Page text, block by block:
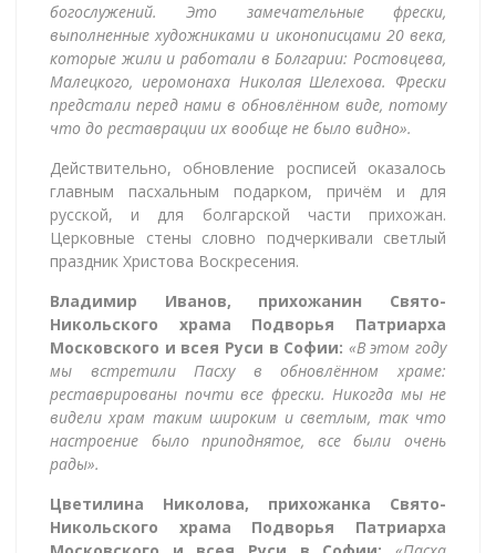
богослужений. Это замечательные фрески,
выполненные художниками и иконописцами 20 века,
которые жили и работали в Болгарии: Ростовцева,
Малецкого, иеромонаха Николая Шелехова. Фрески
предстали перед нами в обновлённом виде, потому
что до реставрации их вообще не было видно».
Действительно, обновление росписей оказалось
главным пасхальным подарком, причём и для
русской, и для болгарской части прихожан.
Церковные стены словно подчеркивали светлый
праздник Христова Воскресения.
Владимир Иванов, прихожанин Свято-
Никольского храма Подворья Патриарха
Московского и всея Руси в Софии: «В этом году
мы встретили Пасху в обновлённом храме:
реставрированы почти все фрески. Никогда мы не
видели храм таким широким и светлым, так что
настроение было приподнятое, все были очень
рады».
Цветилина Николова, прихожанка Свято-
Никольского храма Подворья Патриарха